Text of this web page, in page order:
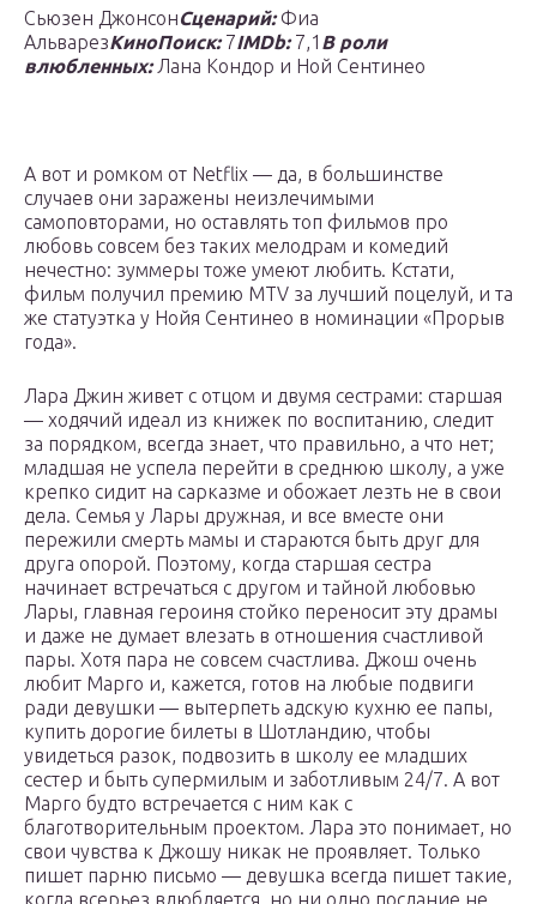
Сьюзен ДжонсонСценарий:Фиа
АльварезКиноПоиск:7IMDb:7,1 В роли
влюбленных:Лана Кондор и Ной Сентинео
А вот и ромком от Netflix — да, в большинстве
случаев они заражены неизлечимыми
самоповторами, но оставлять топ фильмов про
любовь совсем без таких мелодрам и комедий
нечестно: зуммеры тоже умеют любить. Кстати,
фильм получил премию MTV за лучший поцелуй, и та
же статуэтка у Нойя Сентинео в номинации «Прорыв
года».
Лара Джин живет с отцом и двумя сестрами: старшая
— ходячий идеал из книжек по воспитанию, следит
за порядком, всегда знает, что правильно, а что нет;
младшая не успела перейти в среднюю школу, а уже
крепко сидит на сарказме и обожает лезть не в свои
дела. Семья у Лары дружная, и все вместе они
пережили смерть мамы и стараются быть друг для
друга опорой. Поэтому, когда старшая сестра
начинает встречаться с другом и тайной любовью
Лары, главная героиня стойко переносит эту драмы
и даже не думает влезать в отношения счастливой
пары. Хотя пара не совсем счастлива. Джош очень
любит Марго и, кажется, готов на любые подвиги
ради девушки — вытерпеть адскую кухню ее папы,
купить дорогие билеты в Шотландию, чтобы
увидеться разок, подвозить в школу ее младших
сестер и быть супермилым и заботливым 24/7. А вот
Марго будто встречается с ним как с
благотворительным проектом. Лара это понимает, но
свои чувства к Джошу никак не проявляет. Только
пишет парню письмо — девушка всегда пишет такие,
когда всерьез влюбляется, но ни одно послание не